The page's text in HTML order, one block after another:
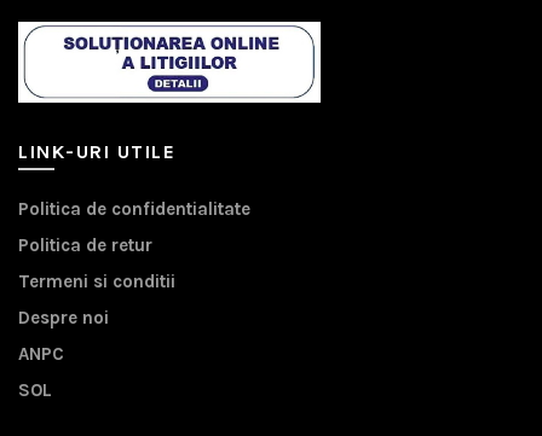
LINK-URI UTILE
Politica de confidentialitate
Politica de retur
Termeni si conditii
Despre noi
ANPC
SOL